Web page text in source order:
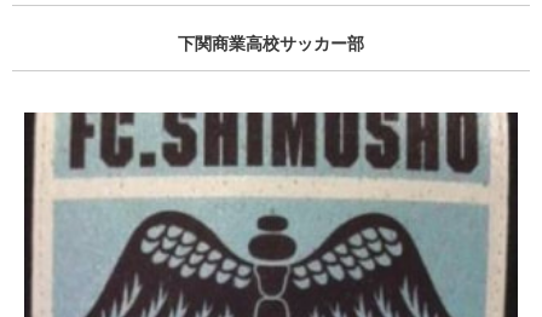
下関商業高校サッカー部